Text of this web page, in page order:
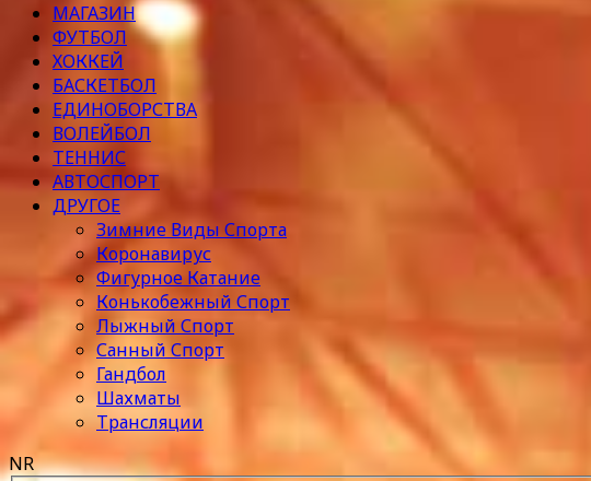
МАГАЗИН
ФУТБОЛ
ХОККЕЙ
БАСКЕТБОЛ
ЕДИНОБОРСТВА
ВОЛЕЙБОЛ
ТЕННИС
АВТОСПОРТ
ДРУГОЕ
Зимние Виды Спорта
Коронавирус
Фигурное Катание
Конькобежный Спорт
Лыжный Спорт
Санный Спорт
Гандбол
Шахматы
Трансляции
NR